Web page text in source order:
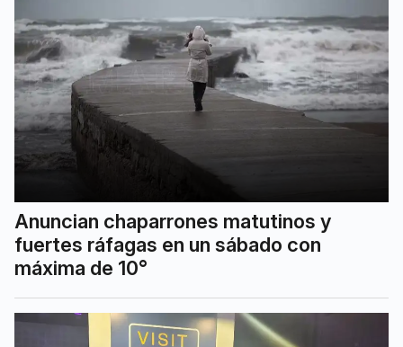
Anuncian chaparrones matutinos y
fuertes ráfagas en un sábado con
máxima de 10°